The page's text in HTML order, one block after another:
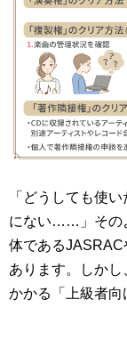
「どうしても使
にない……」その
体である
あります。しか
かかる「上級者向